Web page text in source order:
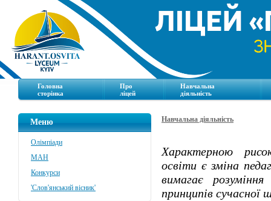
Головна
сторінка
Про
ліцей
Навчальна
діяльність
Меню
Олімпіади
МАН
Конкурси
'Слов'янський вісник'
Навчальна діяльність
Характерною
освіти є зміна
вимагає
принципів